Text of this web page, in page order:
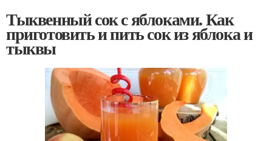
Тыквенный сок с яблоками. Как
приготовить и пить сок из яблока и
тыквы